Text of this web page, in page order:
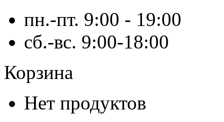
пн.-пт. 9:00 - 19:00
сб.-вс. 9:00-18:00
Корзина
Нет продуктов